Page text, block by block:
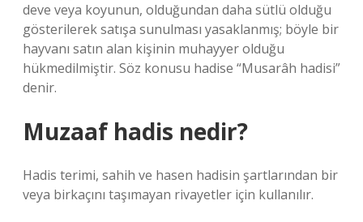
deve veya koyunun, olduğundan daha sütlü olduğu
gösterilerek satışa sunulması yasaklanmış; böyle bir
hayvanı satın alan kişinin muhayyer olduğu
hükmedilmiştir. Söz konusu hadise “Musarâh hadisi”
denir.
Muzaaf hadis nedir?
Hadis terimi, sahih ve hasen hadisin şartlarından bir
veya birkaçını taşımayan rivayetler için kullanılır.